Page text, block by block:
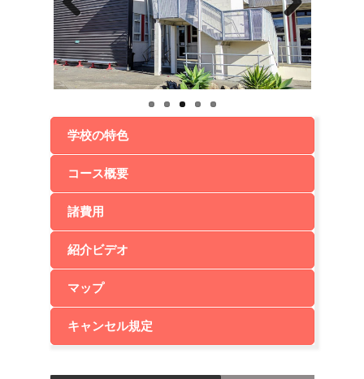
Previ
ous
Next
学校の特色
コース概要
諸費用
紹介ビデオ
マップ
キャンセル規定